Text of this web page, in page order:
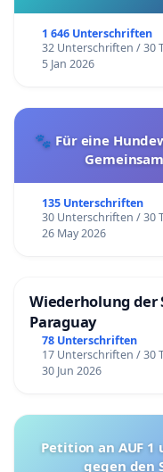
1 646 Unterschriften
32 Unterschriften / 30
5 Jan 2026
🐾 Für eine
135 Unterschriften
30 Unterschriften / 30
26 May 2026
Wiederholung der
Paraguay
78 Unterschriften
17 Unterschriften / 30
30 Jun 2026
Petition an AUF 1
gegen den